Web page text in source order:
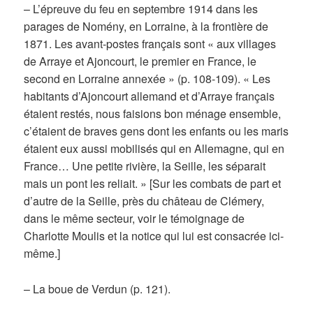
– L’épreuve du feu en septembre 1914 dans les
parages de Nomény, en Lorraine, à la frontière de
1871. Les avant-postes français sont « aux villages
de Arraye et Ajoncourt, le premier en France, le
second en Lorraine annexée » (p. 108-109). « Les
habitants d’Ajoncourt allemand et d’Arraye français
étaient restés, nous faisions bon ménage ensemble,
c’étaient de braves gens dont les enfants ou les maris
étaient eux aussi mobilisés qui en Allemagne, qui en
France… Une petite rivière, la Seille, les séparait
mais un pont les reliait. » [Sur les combats de part et
d’autre de la Seille, près du château de Clémery,
dans le même secteur, voir le témoignage de
Charlotte Moulis et la notice qui lui est consacrée ici-
même.]
– La boue de Verdun (p. 121).